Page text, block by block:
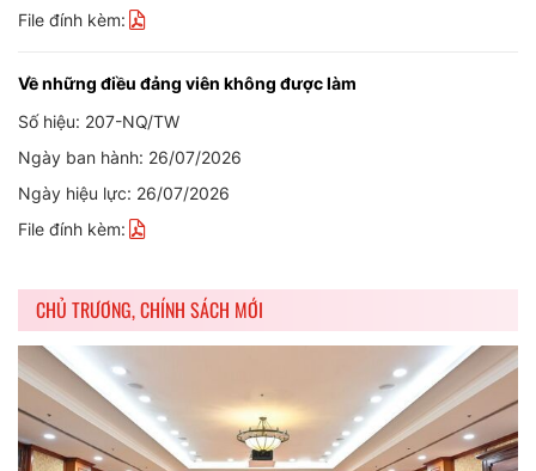
File đính kèm:
Về những điều đảng viên không được làm
Số hiệu: 207-NQ/TW
Ngày ban hành: 26/07/2026
Ngày hiệu lực: 26/07/2026
File đính kèm:
CHỦ TRƯƠNG, CHÍNH SÁCH MỚI